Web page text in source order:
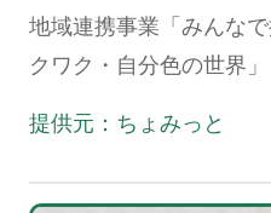
地域連携事業「みんな
クワク・自分色の世界」
提供元：ちょみっと